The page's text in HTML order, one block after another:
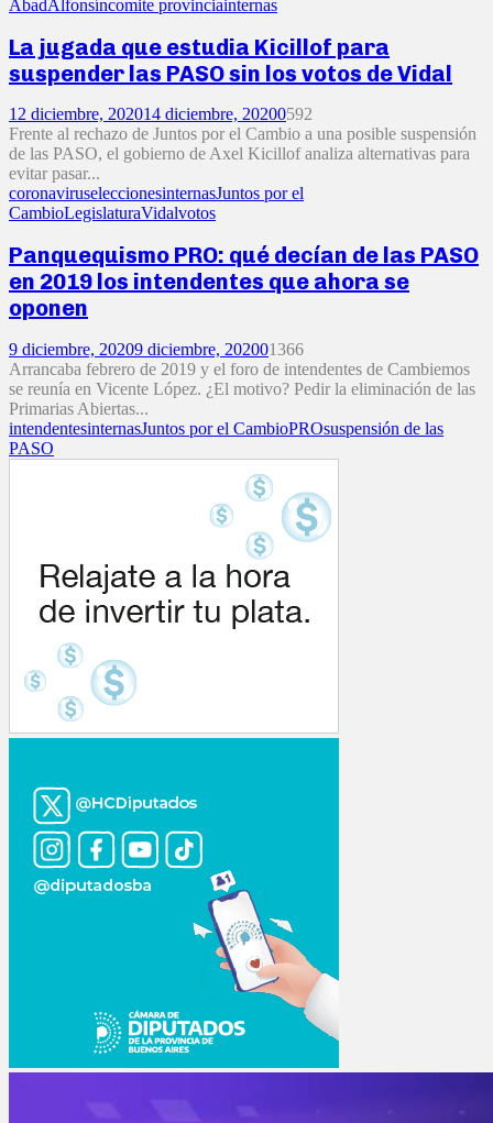
AbadAlfonsíncomite provinciainternas
La jugada que estudia Kicillof para
suspender las PASO sin los votos de Vidal
12 diciembre, 202014 diciembre, 20200592
Frente al rechazo de Juntos por el Cambio a una posible suspensión
de las PASO, el gobierno de Axel Kicillof analiza alternativas para
evitar pasar...
coronaviruseleccionesinternasJuntos por el
CambioLegislaturaVidalvotos
Panquequismo PRO: qué decían de las PASO
en 2019 los intendentes que ahora se
oponen
9 diciembre, 20209 diciembre, 202001366
Arrancaba febrero de 2019 y el foro de intendentes de Cambiemos
se reunía en Vicente López. ¿El motivo? Pedir la eliminación de las
Primarias Abiertas...
intendentesinternasJuntos por el CambioPROsuspensión de las
PASO